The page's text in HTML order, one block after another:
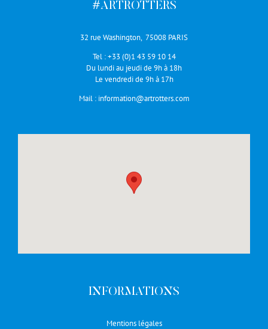
#ARTROTTERS
32 rue Washington, 75008 PARIS
Tel :+33 (0)1 43 59 10 14
Du lundi au jeudi de 9h à 18h
Le vendredi de 9h à 17h
Mail : information@artrotters.com
INFORMATIONS
Mentions légales